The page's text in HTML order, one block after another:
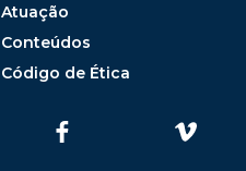
Atuação
Conteúdos
Código de Ética